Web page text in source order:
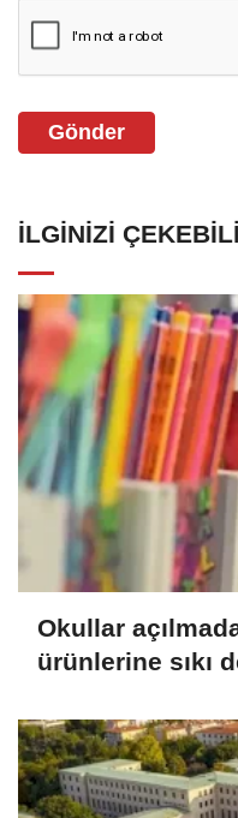
Gönder
İLGINIZI
Okullar
ürünlerine sıkı